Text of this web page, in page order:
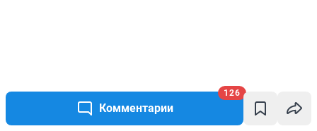
Комментарии
126